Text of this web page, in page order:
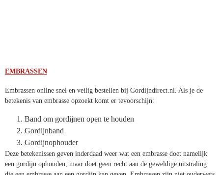
EMBRASSEN
Embrassen online snel en veilig bestellen bij Gordijndirect.nl. Als je de
betekenis van embrasse opzoekt komt er tevoorschijn:
Band om gordijnen open te houden
Gordijnband
Gordijnophouder
Deze betekenissen geven inderdaad weer wat een embrasse doet
namelijk een gordijn ophouden, maar doet geen recht aan de